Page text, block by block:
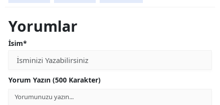
Yorumlar
İsim*
Yorum Yazın (500 Karakter)